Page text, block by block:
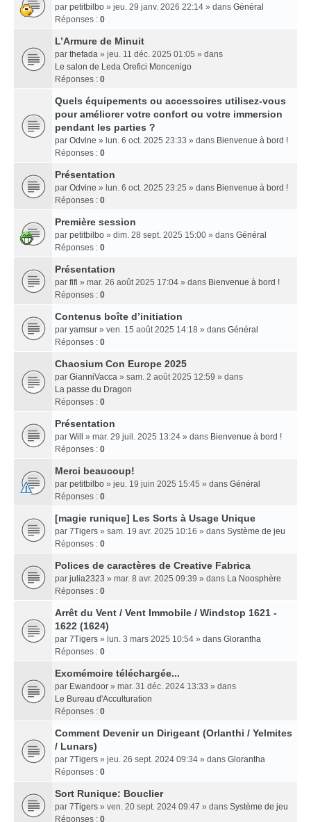
par petitbilbo » jeu. 29 janv. 2026 22:14 » dans Général
Réponses : 0
L’Armure de Minuit
par thefada » jeu. 11 déc. 2025 01:05 » dans
Le salon de Leda Orefici Moncenigo
Réponses : 0
Quels équipements ou accessoires utilisez-vous
pour améliorer votre confort ou votre immersion
pendant les parties ?
par Odvine » lun. 6 oct. 2025 23:33 » dans Bienvenue à bord !
Réponses : 0
Présentation
par Odvine » lun. 6 oct. 2025 23:25 » dans Bienvenue à bord !
Réponses : 0
Première session
par petitbilbo » dim. 28 sept. 2025 15:00 » dans Général
Réponses : 0
Présentation
par fifi » mar. 26 août 2025 17:04 » dans Bienvenue à bord !
Réponses : 0
Contenus boîte d’initiation
par yamsur » ven. 15 août 2025 14:18 » dans Général
Réponses : 0
Chaosium Con Europe 2025
par GianniVacca » sam. 2 août 2025 12:59 » dans
La passe du Dragon
Réponses : 0
Présentation
par Will » mar. 29 juil. 2025 13:24 » dans Bienvenue à bord !
Réponses : 0
Merci beaucoup!
par petitbilbo » jeu. 19 juin 2025 15:45 » dans Général
Réponses : 0
[magie runique] Les Sorts à Usage Unique
par 7Tigers » sam. 19 avr. 2025 10:16 » dans Système de jeu
Réponses : 0
Polices de caractères de Creative Fabrica
par julia2323 » mar. 8 avr. 2025 09:39 » dans La Noosphère
Réponses : 0
Arrêt du Vent / Vent Immobile / Windstop 1621 -
1622 (1624)
par 7Tigers » lun. 3 mars 2025 10:54 » dans Glorantha
Réponses : 0
Exomémoire téléchargée...
par Ewandoor » mar. 31 déc. 2024 13:33 » dans
Le Bureau d'Acculturation
Réponses : 0
Comment Devenir un Dirigeant (Orlanthi / Yelmites
/ Lunars)
par 7Tigers » jeu. 26 sept. 2024 09:34 » dans Glorantha
Réponses : 0
Sort Runique: Bouclier
par 7Tigers » ven. 20 sept. 2024 09:47 » dans Système de jeu
Réponses : 0